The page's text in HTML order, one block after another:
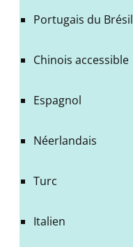
Portugais du Brésil
Chinois accessible
Espagnol
Néerlandais
Turc
Italien